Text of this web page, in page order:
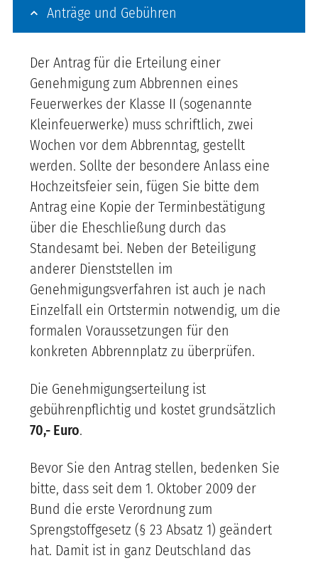
Anträge und Gebühren
Der Antrag für die Erteilung einer
Genehmigung zum Abbrennen eines
Feuerwerkes der Klasse II (sogenannte
Kleinfeuerwerke) muss schriftlich, zwei
Wochen vor dem Abbrenntag, gestellt
werden. Sollte der besondere Anlass eine
Hochzeitsfeier sein, fügen Sie bitte dem
Antrag eine Kopie der Terminbestätigung
über die Eheschließung durch das
Standesamt bei. Neben der Beteiligung
anderer Dienststellen im
Genehmigungsverfahren ist auch je nach
Einzelfall ein Ortstermin notwendig, um die
formalen Voraussetzungen für den
konkreten Abbrennplatz zu überprüfen.
Die Genehmigungserteilung ist
gebührenpflichtig und kostet grundsätzlich
70,- Euro.
Bevor Sie den Antrag stellen, bedenken Sie
bitte, dass seit dem 1. Oktober 2009 der
Bund die erste Verordnung zum
Sprengstoffgesetz (§ 23 Absatz 1) geändert
hat. Damit ist in ganz Deutschland das